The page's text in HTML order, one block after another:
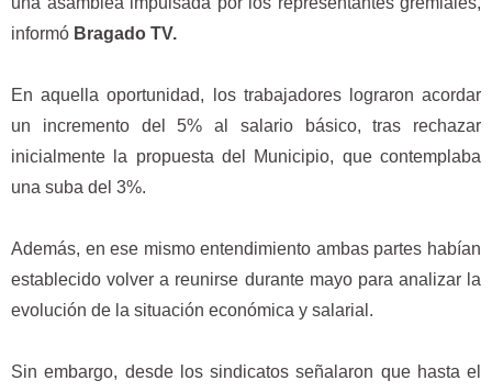
informó Bragado TV.
En aquella oportunidad, los trabajadores lograron acordar
un incremento del 5% al salario básico, tras rechazar
inicialmente la propuesta del Municipio, que contemplaba
una suba del 3%.
Además, en ese mismo entendimiento ambas partes habían
establecido volver a reunirse durante mayo para analizar la
evolución de la situación económica y salarial.
Sin embargo, desde los sindicatos señalaron que hasta el